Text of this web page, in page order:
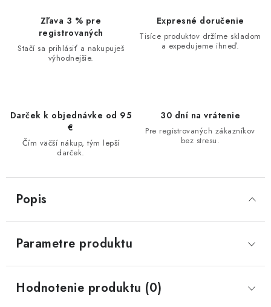
Zľava 3 % pre
registrovaných
Stačí sa prihlásiť a nakupuješ
výhodnejšie.
Expresné doručenie
Tisíce produktov držíme skladom
a expedujeme ihneď.
Darček k objednávke od 95
€
Čím väčší nákup, tým lepší
darček.
30 dní na vrátenie
Pre registrovaných zákazníkov
bez stresu.
Popis
Parametre produktu
Hodnotenie produktu (0)